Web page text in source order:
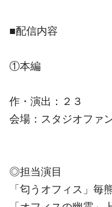
■配信内容
①本編
作・演出：２３
会場：スタジオファ
◎担当演目
「匂うオフィス」